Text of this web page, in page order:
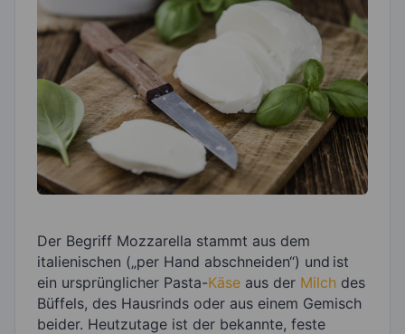
Der Begriff Mozzarella stammt aus dem
italienischen („per Hand abschneiden“) und ist
ein ursprünglicher Pasta-Käse aus der Milch des
Büffels, des Hausrinds oder aus einem Gemisch
beider. Heutzutage ist der bekannte, feste